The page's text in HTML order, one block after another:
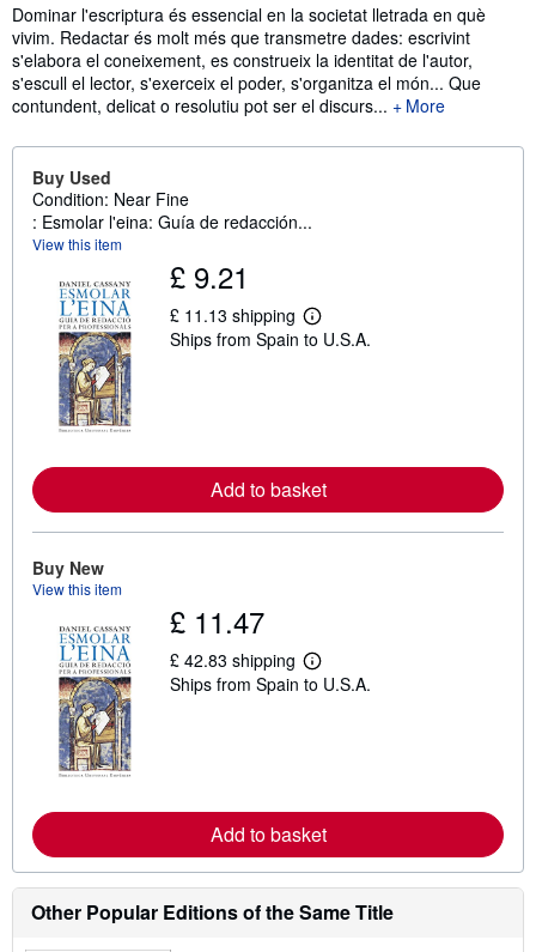
Dominar l'escriptura és essencial en la societat lletrada en què
vivim. Redactar és molt més que transmetre dades: escrivint
s'elabora el coneixement, es construeix la identitat de l'autor,
s'escull el lector, s'exerceix el poder, s'organitza el món... Que
contundent, delicat o resolutiu pot ser el discurs...
More
Buy Used
Condition: Near Fine
: Esmolar l'eina: Guía de redacción...
View this item
£ 9.21
£ 11.13 shipping
L
e
e
a
b
u
i
n
Ships from Spain to U.S.A.
Add to basket
Buy New
View this item
£ 11.47
£ 42.83 shipping
L
e
e
a
b
u
s
Ships from Spain to U.S.A.
Add to basket
Other Popular Editions of the Same Title